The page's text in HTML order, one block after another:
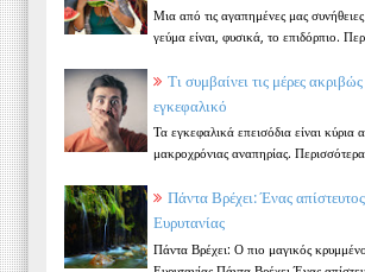
Μια από τις αγαπημένες μας
γεύμα είναι, φυσικά, το επιδόρπιο.
Τι συμβαίνει τις μέρες
εγκεφαλικό
Τα εγκεφαλικά επεισόδια είναι κύρια
μακροχρόνιας αναπηρίας.
Πάντα Βρέχει: Ένας
Ευρυτανίας
Πάντα Βρέχει: Ο πιο μαγικός